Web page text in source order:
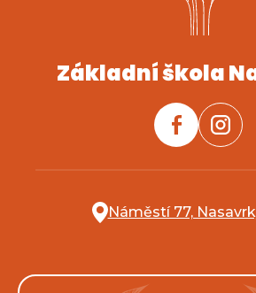
Základní škola
Náměstí 77,